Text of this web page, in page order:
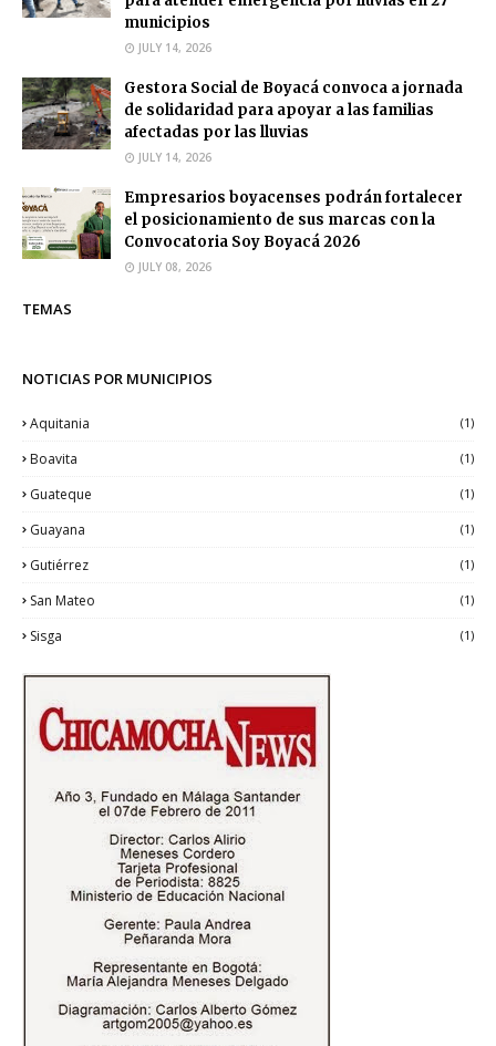
municipios
JULY 14, 2026
Gestora Social de Boyacá convoca a jornada
de solidaridad para apoyar a las familias
afectadas por las lluvias
JULY 14, 2026
Empresarios boyacenses podrán fortalecer
el posicionamiento de sus marcas con la
Convocatoria Soy Boyacá 2026
JULY 08, 2026
TEMAS
NOTICIAS POR MUNICIPIOS
Aquitania (1)
Boavita (1)
Guateque (1)
Guayana (1)
Gutiérrez (1)
San Mateo (1)
Sisga (1)